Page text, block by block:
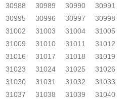
30988 30989 30990
30991
30995 30996 30997
30998
31002 31003 31004
31005
31009 31010 31011
31012
31016 31017 31018
31019
31023 31024 31025
31026
31030 31031 31032
31033
31037 31038 31039
31040